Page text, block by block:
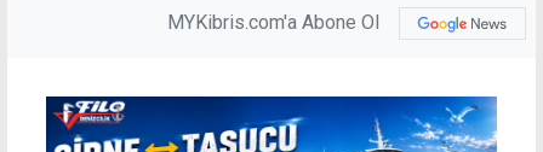
MYKibris.com'a Abone Ol